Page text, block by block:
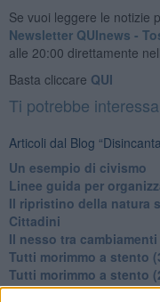
Se vuoi leggere le notizie
Newsletter QUInews -
alle 20:00 direttamente
Basta cliccare QUI
Ti potrebbe
Articoli dal Blog
​Un esempio di civismo
​Linee guida per
​Il ripristino della natura
Cittadini
Il nesso tra
Tutti morimmo a stento
Tutti morimmo a stento
​Tutti morimmo a stento